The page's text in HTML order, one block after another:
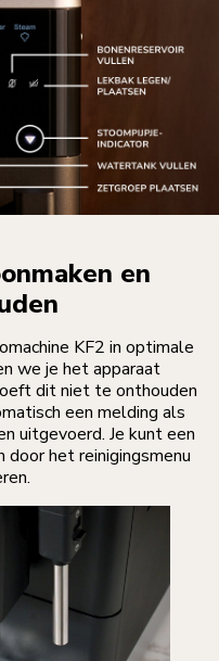
en
KF2 in optimale
we je het apparaat
dit niet te onthouden
een melding als
uitgevoerd. Je kunt een
het reinigingsmenu